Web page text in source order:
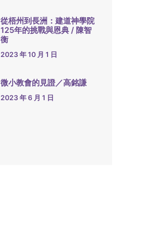
從梧州到長洲：建道神學院
125年的挑戰與恩典 / 陳智
衡
2023 年 10 月 1 日
微小教會的見證／高銘謙
2023 年 6 月 1 日